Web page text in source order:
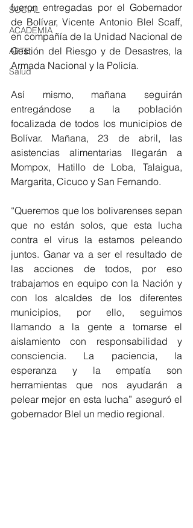
SOCIAL
ACADEMIA
ARTE
Salud
fueron entregadas por el Gobernador
de Bolívar, Vicente Antonio Blel Scaff,
en compañía de la Unidad Nacional de
Gestión del Riesgo y de Desastres, la
Armada Nacional y la Policía.
Así mismo, mañana seguirán
entregándose a la población
focalizada de todos los municipios de
Bolívar. Mañana, 23 de abril, las
asistencias alimentarias llegarán a
Mompox, Hatillo de Loba, Talaigua,
Margarita, Cicuco y San Fernando.
“Queremos que los bolivarenses sepan
que no están solos, que esta lucha
contra el virus la estamos peleando
juntos. Ganar va a ser el resultado de
las acciones de todos, por eso
trabajamos en equipo con la Nación y
con los alcaldes de los diferentes
municipios, por ello, seguimos
llamando a la gente a tomarse el
aislamiento con responsabilidad y
consciencia. La paciencia, la
esperanza y la empatía son
herramientas que nos ayudarán a
pelear mejor en esta lucha” aseguró el
gobernador Blel un medio regional.